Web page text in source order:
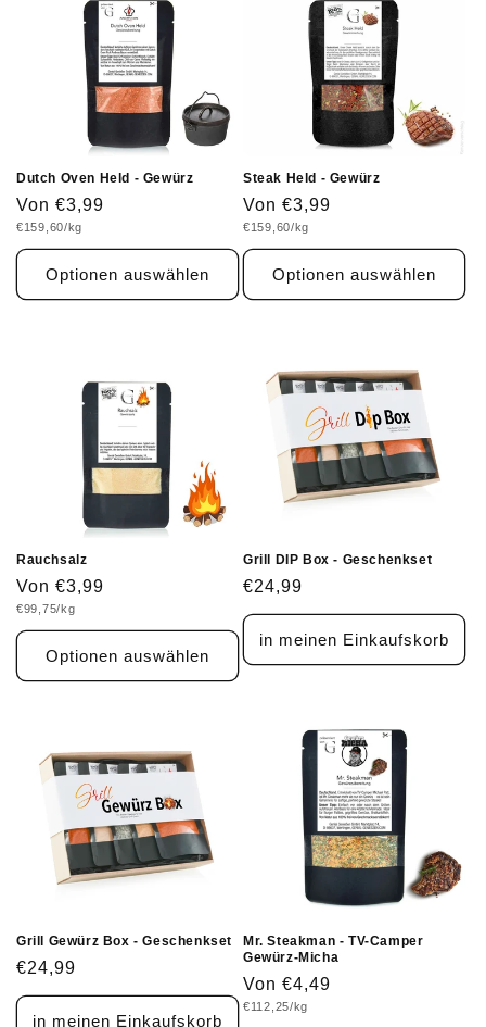
Dutch Oven Held - Gewürz
Normaler
Preis
Von €3,99
Grundpreis
€159,60/kg
Optionen auswählen
Steak Held - Gewürz
Normaler
Preis
Von €3,99
Grundpreis
€159,60/kg
Optionen auswählen
Rauchsalz
Normaler
Preis
Von €3,99
Grundpreis
€99,75/kg
Optionen auswählen
Grill DIP Box - Geschenkset
Normaler
Preis
€24,99
in meinen Einkaufskorb
Grill Gewürz Box - Geschenkset
Normaler
Preis
€24,99
in meinen Einkaufskorb
Mr. Steakman - TV-Camper
Gewürz-Micha
Normaler
Preis
Von €4,49
Grundpreis
€112,25/kg